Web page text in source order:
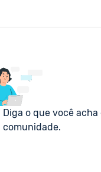
o que você acha
comunidade.